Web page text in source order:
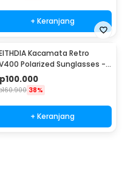
+ Keranjang
Kacamata Retro
Polarized Sunglasses -
100.000
160.900 38%
+ Keranjang